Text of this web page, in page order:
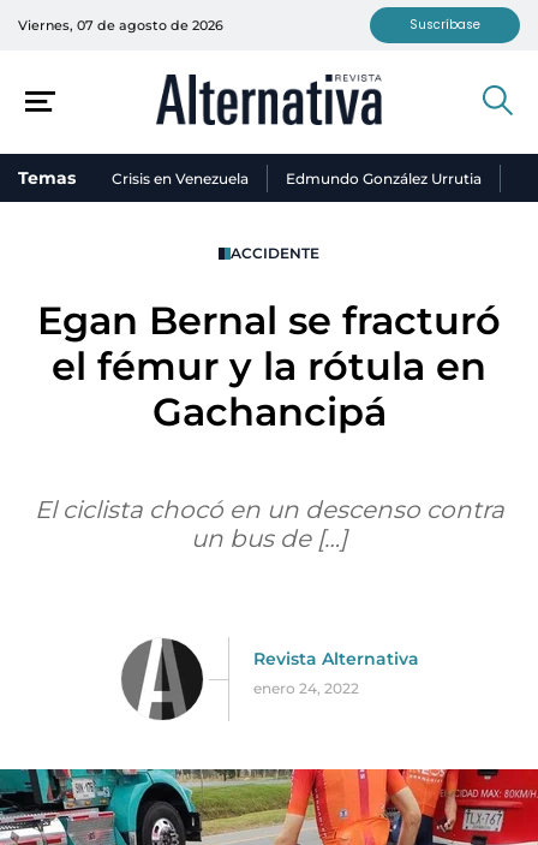
Viernes, 07 de agosto de 2026 Suscríbase
Temas Crisis en Venezuela Edmundo González Urrutia
ACCIDENTE
Egan Bernal se fracturó
el fémur y la rótula en
Gachancipá
El ciclista chocó en un descenso contra
un bus de […]
Revista Alternativa
enero 24, 2022